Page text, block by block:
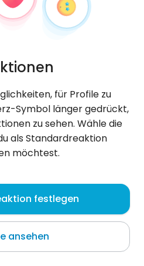
für Profile zu
Symbol länger gedrückt,
zu sehen. Wähle die
als Standardreaktion
möchtest.
festlegen
ansehen